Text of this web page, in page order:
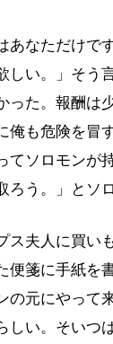
あなただけで
しい。」そう
った。報酬は
俺も危険を冒
てソロモンが
ろう。」とソ
ス夫人に買い
便箋に手紙を
の元にやって
しい。そいつ